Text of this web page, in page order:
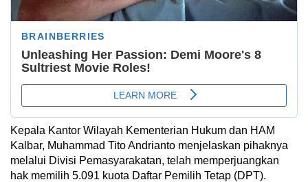
Kepala Kantor Wilayah Kementerian Hukum dan HAM
Kalbar, Muhammad Tito Andrianto menjelaskan pihaknya
melalui Divisi Pemasyarakatan, telah memperjuangkan
hak memilih 5.091 kuota Daftar Pemilih Tetap (DPT).